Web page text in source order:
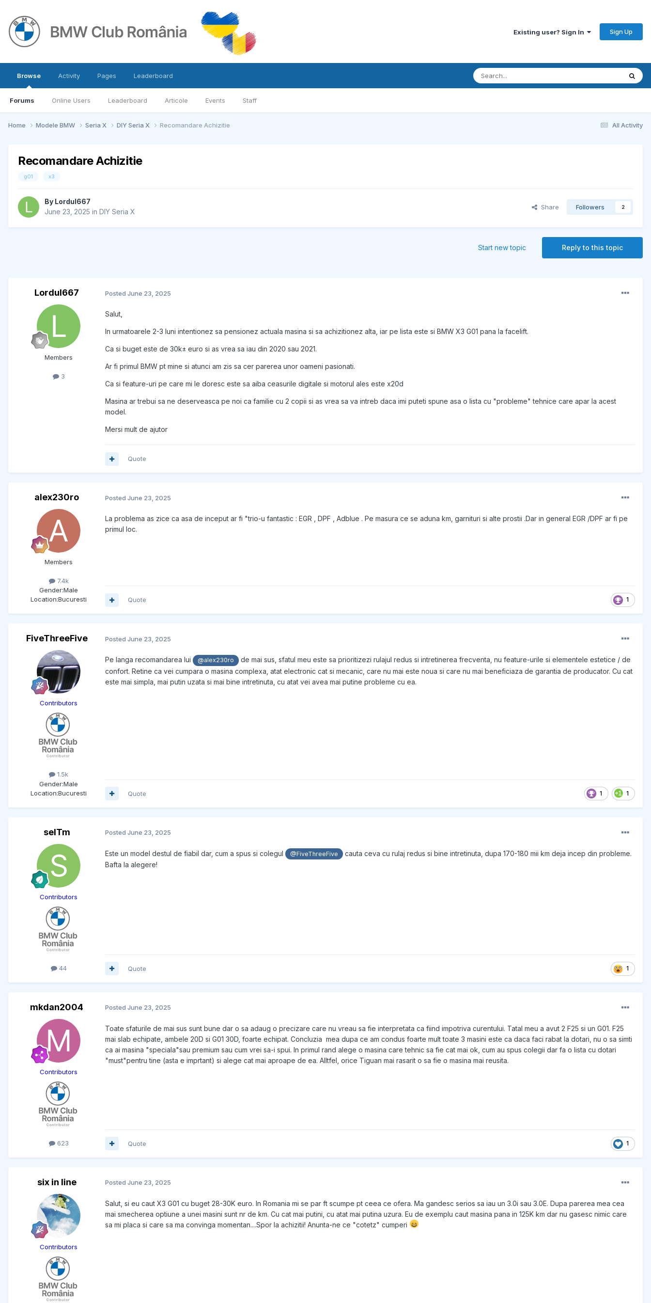
Existing user? Sign In Sign Up
Browse
Forums Online Users Leaderboard Articole Events Staff
Activity Pages Leaderboard
All Activity
Home Modele BMW Seria X DIY Seria X Recomandare Achizitie
Recomandare Achizitie
g01 x3
By Lordul667
June 23, 2025 in DIY Seria X
Share Followers 2
Reply to this topic
Start new topic
Lordul667
Members
3
Posted June 23, 2025
Salut,
In urmatoarele 2-3 luni intentionez sa pensionez actuala masina si sa achizitionez alta, iar pe lista este si BMW X3 G01 pana la facelift.
Ca si buget este de 30k± euro si as vrea sa iau din 2020 sau 2021.
Ar fi primul BMW pt mine si atunci am zis sa cer parerea unor oameni pasionati.
Ca si feature-uri pe care mi le doresc este sa aiba ceasurile digitale si motorul ales este x20d
Masina ar trebui sa ne deserveasca pe noi ca familie cu 2 copii si as vrea sa va intreb daca imi puteti spune asa o lista cu "probleme" tehnice care apar la acest
model.
Mersi mult de ajutor
Quote
alex230ro
Members
7.4k
Gender:Male
Location:Bucuresti
Posted June 23, 2025
La problema as zice ca asa de inceput ar fi "trio-u fantastic : EGR , DPF , Adblue . Pe masura ce se aduna km, garnituri si alte prostii .Dar in general EGR /DPF ar fi pe
primul loc.
1
Quote
FiveThreeFive
Contributors
1.5k
Gender:Male
Location:Bucuresti
Posted June 23, 2025
Pe langa recomandarea lui @alex230ro
de mai sus, sfatul meu este sa prioritizezi rulajul redus si intretinerea frecventa, nu feature-urile si elementele estetice / de
confort. Retine ca vei cumpara o masina complexa, atat electronic cat si mecanic, care nu mai este noua si care nu mai beneficiaza de garantia de producator. Cu cat
este mai simpla, mai putin uzata si mai bine intretinuta, cu atat vei avea mai putine probleme cu ea.
1 1
Quote
selTm
Contributors
44
Posted June 23, 2025
Este un model destul de fiabil dar, cum a spus si colegul @FiveThreeFive
cauta ceva cu rulaj redus si bine intretinuta, dupa 170-180 mii km deja incep din probleme.
Bafta la alegere!
1
Quote
mkdan2004
Contributors
623
Posted June 23, 2025
Toate sfaturile de mai sus sunt bune dar o sa adaug o precizare care nu vreau sa fie interpretata ca fiind impotriva curentului. Tatal meu a avut 2 F25 si un G01. F25
mai slab echipate, ambele 20D si G01 30D, foarte echipat. Concluzia mea dupa ce am condus foarte mult toate 3 masini este ca daca faci rabat la dotari, nu o sa simti
ca ai masina "speciala"sau premium sau cum vrei sa-i spui. In primul rand alege o masina care tehnic sa fie cat mai ok, cum au spus colegii dar fa o lista cu dotari
"must"pentru tine (asta e imprtant) si alege cat mai aproape de ea. Alltfel, orice Tiguan mai rasarit o sa fie o masina mai reusita.
1
Quote
six in line
Contributors
Posted June 23, 2025
Salut, si eu caut X3 G01 cu buget 28-30K euro. In Romania mi se par ft scumpe pt ceea ce ofera. Ma gandesc serios sa iau un 3.0i sau 3.0E. Dupa parerea mea cea
mai smecherea optiune a unei masini sunt nr de km. Cu cat mai putini, cu atat mai putina uzura. Eu de exemplu caut masina pana in 125K km dar nu gasesc nimic care
sa mi placa si care sa ma convinga momentan....Spor la achizitii! Anunta-ne ce "cotetz" cumperi